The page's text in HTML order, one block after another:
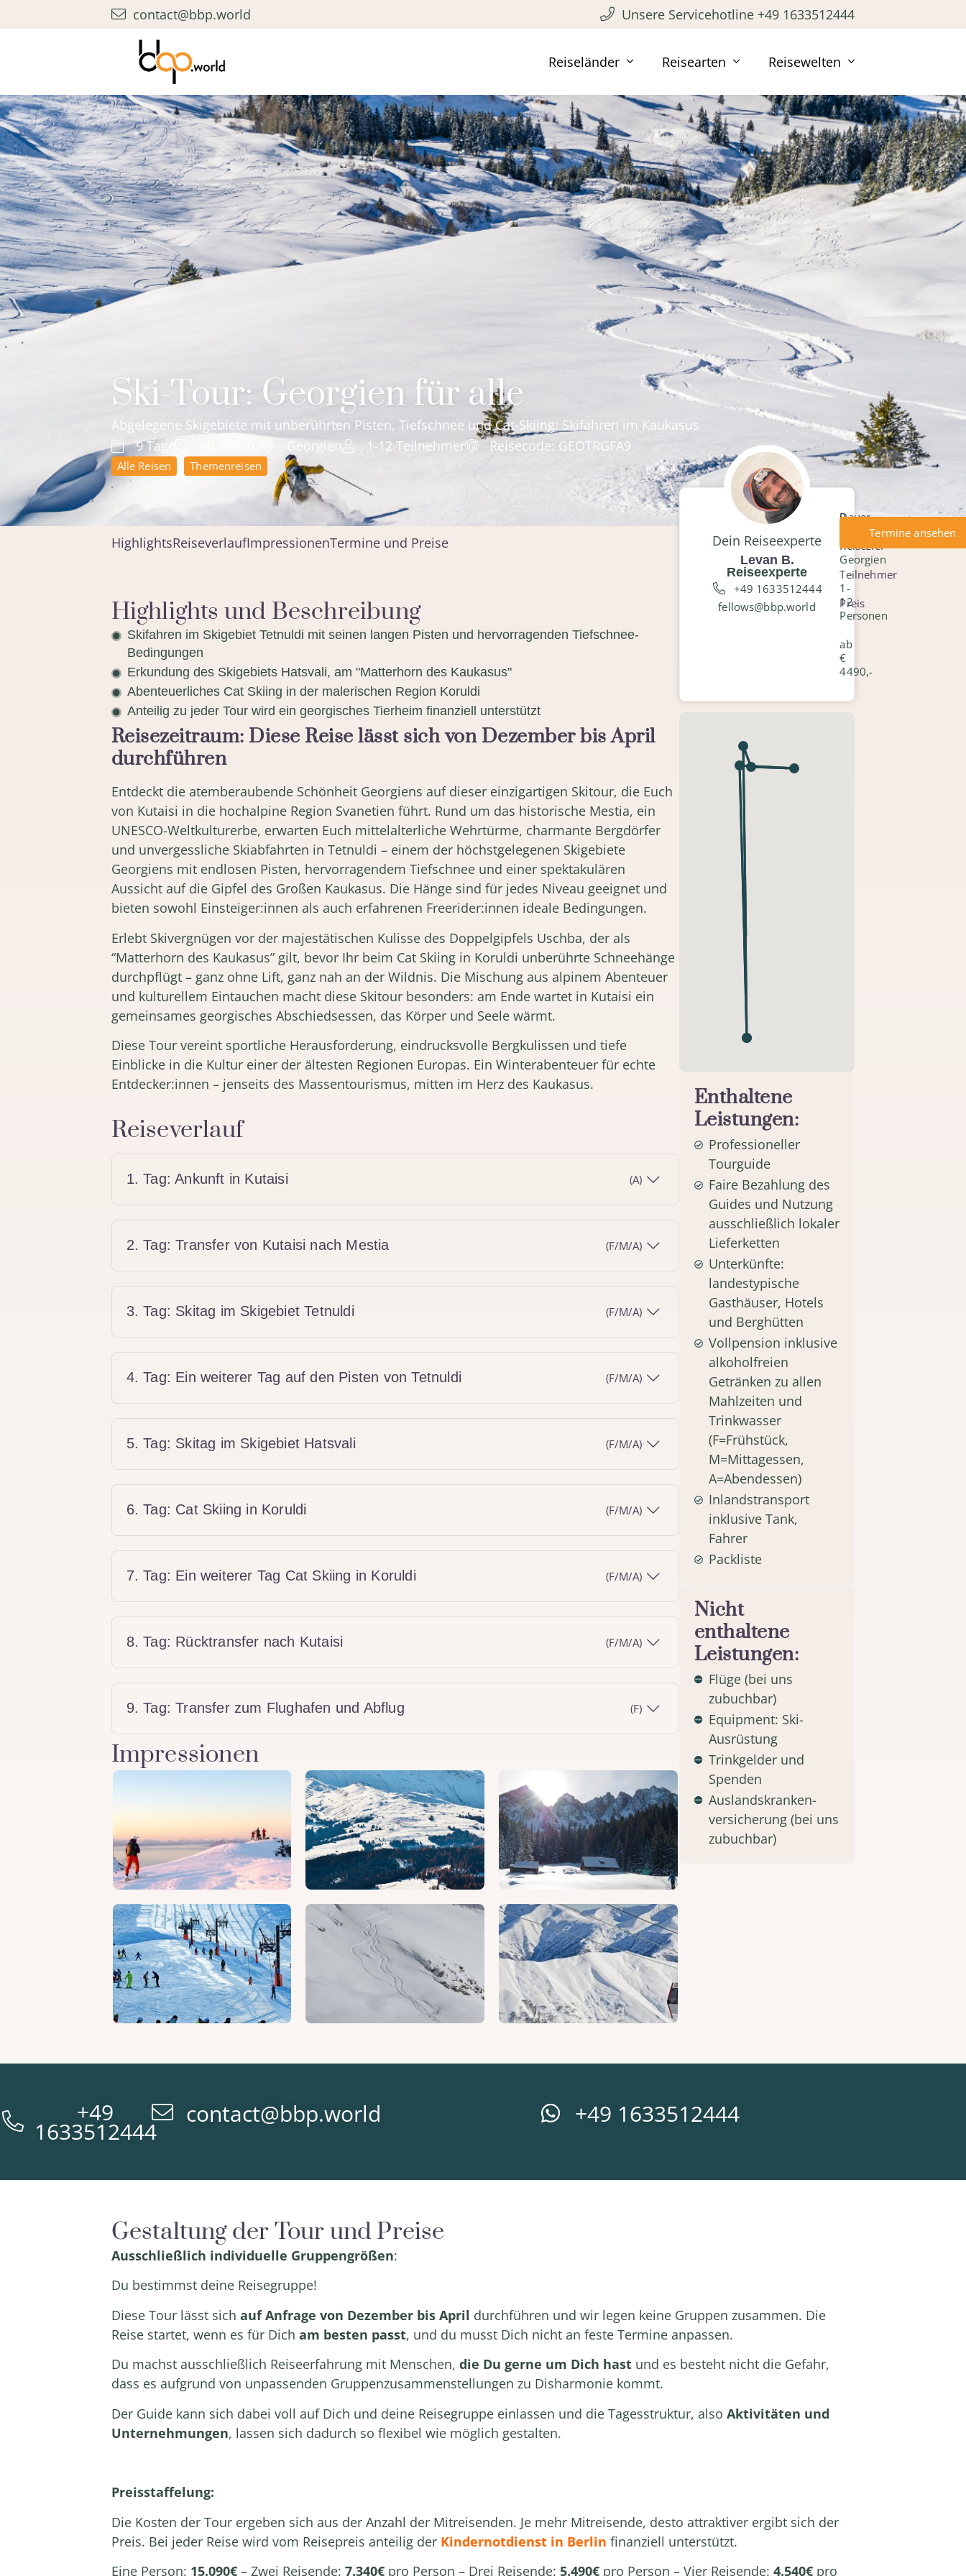
contact@bbp.world Unsere Servicehotline +49 1633512444
Reiseländer Reisearten Reisewelten
Ski-Tour: Georgien für alle
Abgelegene Skigebiete mit unberührten Pisten, Tiefschnee und Cat-Skiing: Skifahren im Kaukasus
9 Tage
Georgien 1-12 Teilnehmer Reisecode: GEOTRGFA9
Alle Reisen Themenreisen
HighlightsReiseverlaufImpressionenTermine und Preise
Highlights und Beschreibung
Skifahren im Skigebiet Tetnuldi mit seinen langen Pisten und hervorragenden Tiefschnee-
Bedingungen
Erkundung des Skigebiets Hatsvali, am "Matterhorn des Kaukasus"
Abenteuerliches Cat Skiing in der malerischen Region Koruldi
Anteilig zu jeder Tour wird ein georgisches Tierheim finanziell unterstützt
Reisezeitraum: Diese Reise lässt sich von Dezember bis April
durchführen
Entdeckt die atemberaubende Schönheit Georgiens auf dieser einzigartigen Skitour, die Euch
von Kutaisi in die hochalpine Region Svanetien führt. Rund um das historische Mestia, ein
UNESCO-Weltkulturerbe, erwarten Euch mittelalterliche Wehrtürme, charmante Bergdörfer
und unvergessliche Skiabfahrten in Tetnuldi – einem der höchstgelegenen Skigebiete
Georgiens mit endlosen Pisten, hervorragendem Tiefschnee und einer spektakulären
Aussicht auf die Gipfel des Großen Kaukasus. Die Hänge sind für jedes Niveau geeignet und
bieten sowohl Einsteiger:innen als auch erfahrenen Freerider:innen ideale Bedingungen.
Erlebt Skivergnügen vor der majestätischen Kulisse des Doppelgipfels Uschba, der als
“Matterhorn des Kaukasus” gilt, bevor Ihr beim Cat Skiing in Koruldi unberührte Schneehänge
durchpflügt – ganz ohne Lift, ganz nah an der Wildnis. Die Mischung aus alpinem Abenteuer
und kulturellem Eintauchen macht diese Skitour besonders: am Ende wartet in Kutaisi ein
gemeinsames georgisches Abschiedsessen, das Körper und Seele wärmt.
Diese Tour vereint sportliche Herausforderung, eindrucksvolle Bergkulissen und tiefe
Einblicke in die Kultur einer der ältesten Regionen Europas. Ein Winterabenteuer für echte
Entdecker:innen – jenseits des Massentourismus, mitten im Herz des Kaukasus.
Reiseverlauf
1. Tag: Ankunft in Kutaisi (A)
2. Tag: Transfer von Kutaisi nach Mestia (F/M/A)
3. Tag: Skitag im Skigebiet Tetnuldi (F/M/A)
4. Tag: Ein weiterer Tag auf den Pisten von Tetnuldi (F/M/A)
5. Tag: Skitag im Skigebiet Hatsvali (F/M/A)
6. Tag: Cat Skiing in Koruldi (F/M/A)
7. Tag: Ein weiterer Tag Cat Skiing in Koruldi (F/M/A)
8. Tag: Rücktransfer nach Kutaisi (F/M/A)
9. Tag: Transfer zum Flughafen und Abflug (F)
Impressionen
Dein Reiseexperte
Levan B.
Reiseexperte
+49 1633512444
fellows@bbp.world
Dauer
Reiseziel
Teilnehmer
Preis
9
Georgien
1-
12
Personen
ab
€
4490,-
Termine ansehen
Enthaltene
Leistungen:
Professioneller
Tourguide
Faire Bezahlung des
Guides und Nutzung
ausschließlich lokaler
Lieferketten
Unterkünfte:
landestypische
Gasthäuser, Hotels
und Berghütten
Vollpension inklusive
alkoholfreien
Getränken zu allen
Mahlzeiten und
Trinkwasser
(F=Frühstück,
M=Mittagessen,
A=Abendessen)
Inlandstransport
inklusive Tank,
Fahrer
Packliste
Nicht
enthaltene
Leistungen:
Flüge (bei uns
zubuchbar)
Equipment: Ski-
Ausrüstung
Trinkgelder und
Spenden
Auslandskranken-
versicherung (bei uns
zubuchbar)
+49
1633512444
contact@bbp.world +49 1633512444
Gestaltung der Tour und Preise
Ausschließlich individuelle Gruppengrößen:
Du bestimmst deine Reisegruppe!
Diese Tour lässt sich aufAnfrage von Dezember bis April durchführen und wir legen keine Gruppen zusammen. Die
Reise startet, wenn es für Dich am besten passt, und du musst Dich nicht an feste Termine anpassen.
Du machst ausschließlich Reiseerfahrung mit Menschen, die Du gerne um Dich hastund es besteht nicht die Gefahr,
dass es aufgrund von unpassenden Gruppenzusammenstellungen zu Disharmonie kommt.
Der Guide kann sich dabei voll auf Dich und deine Reisegruppe einlassen und die Tagesstruktur, also Aktivitäten und
Unternehmungen, lassen sich dadurch so flexibel wie möglich gestalten.
Preisstaffelung:
Die Kosten der Tour ergeben sich aus der Anzahl der Mitreisenden. Je mehr Mitreisende, desto attraktiver ergibt sich der
Preis. Bei jeder Reise wird vom Reisepreis anteilig der Kindernotdienst in Berlin finanziell unterstützt.
Eine Person: 15.090€ – Zwei Reisende: 7.340€pro Person – Drei Reisende: 5.490€pro Person – Vier Reisende: 4.540€pro